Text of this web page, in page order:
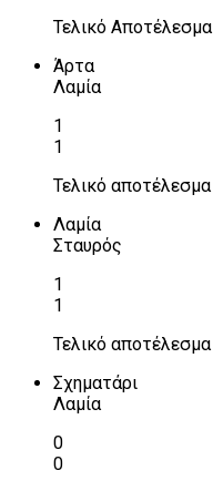
Τελικό Αποτέλεσμα
Άρτα
Λαμία
1
1
Τελικό αποτέλεσμα
Λαμία
Σταυρός
1
1
Τελικό αποτέλεσμα
Σχηματάρι
Λαμία
0
0